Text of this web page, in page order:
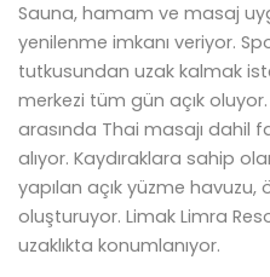
Sauna, hamam ve masaj
yenilenme imkanı veriyor.
tutkusundan uzak kalmak
merkezi tüm gün açık
arasında Thai masajı dahil
alıyor. Kaydıraklara sahip
yapılan açık yüzme
oluşturuyor. Limak Limra
uzaklıkta konumlanıyor.